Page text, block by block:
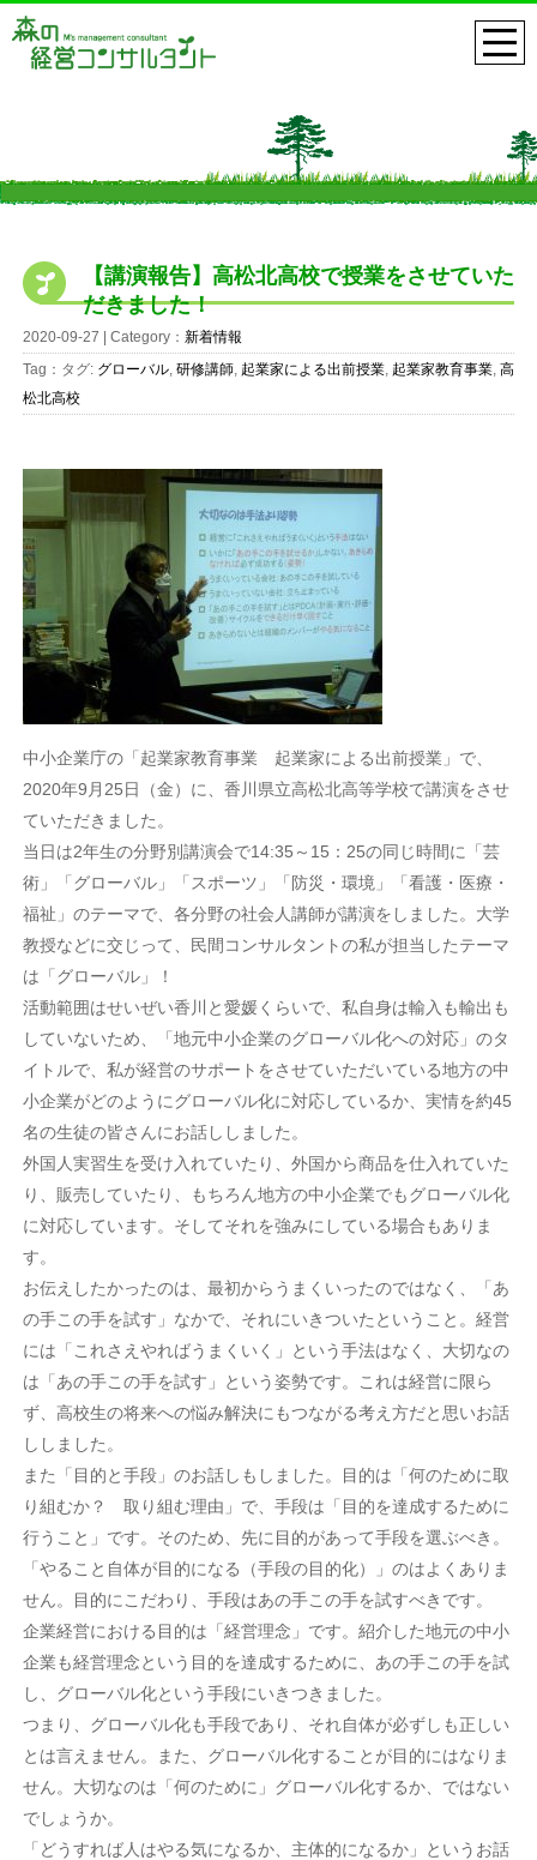
【講演報告】高松北高校で授業をさせていた
だきました！
2020-09-27 | Category： 新着情報
Tag：タグ: グローバル, 研修講師, 起業家による出前授業, 起業家教育事業, 高
松北高校
中小企業庁の「起業家教育事業 起業家による出前授業」で、
2020年9月25日（金）に、香川県立高松北高等学校で講演をさせ
ていただきました。
当日は2年生の分野別講演会で14:35～15：25の同じ時間に「芸
術」「グローバル」「スポーツ」「防災・環境」「看護・医療・
福祉」のテーマで、各分野の社会人講師が講演をしました。大学
教授などに交じって、民間コンサルタントの私が担当したテーマ
は「グローバル」！
活動範囲はせいぜい香川と愛媛くらいで、私自身は輸入も輸出も
していないため、「地元中小企業のグローバル化への対応」のタ
イトルで、私が経営のサポートをさせていただいている地方の中
小企業がどのようにグローバル化に対応しているか、実情を約45
名の生徒の皆さんにお話ししました。
外国人実習生を受け入れていたり、外国から商品を仕入れていた
り、販売していたり、もちろん地方の中小企業でもグローバル化
に対応しています。そしてそれを強みにしている場合もありま
す。
お伝えしたかったのは、最初からうまくいったのではなく、「あ
の手この手を試す」なかで、それにいきついたということ。経営
には「これさえやればうまくいく」という手法はなく、大切なの
は「あの手この手を試す」という姿勢です。これは経営に限ら
ず、高校生の将来への悩み解決にもつながる考え方だと思いお話
ししました。
また「目的と手段」のお話しもしました。目的は「何のために取
り組むか？ 取り組む理由」で、手段は「目的を達成するために
行うこと」です。そのため、先に目的があって手段を選ぶべき。
「やること自体が目的になる（手段の目的化）」のはよくありま
せん。目的にこだわり、手段はあの手この手を試すべきです。
企業経営における目的は「経営理念」です。紹介した地元の中小
企業も経営理念という目的を達成するために、あの手この手を試
し、グローバル化という手段にいきつきました。
つまり、グローバル化も手段であり、それ自体が必ずしも正しい
とは言えません。また、グローバル化することが目的にはなりま
せん。大切なのは「何のために」グローバル化するか、ではない
でしょうか。
「どうすれば人はやる気になるか、主体的になるか」というお話